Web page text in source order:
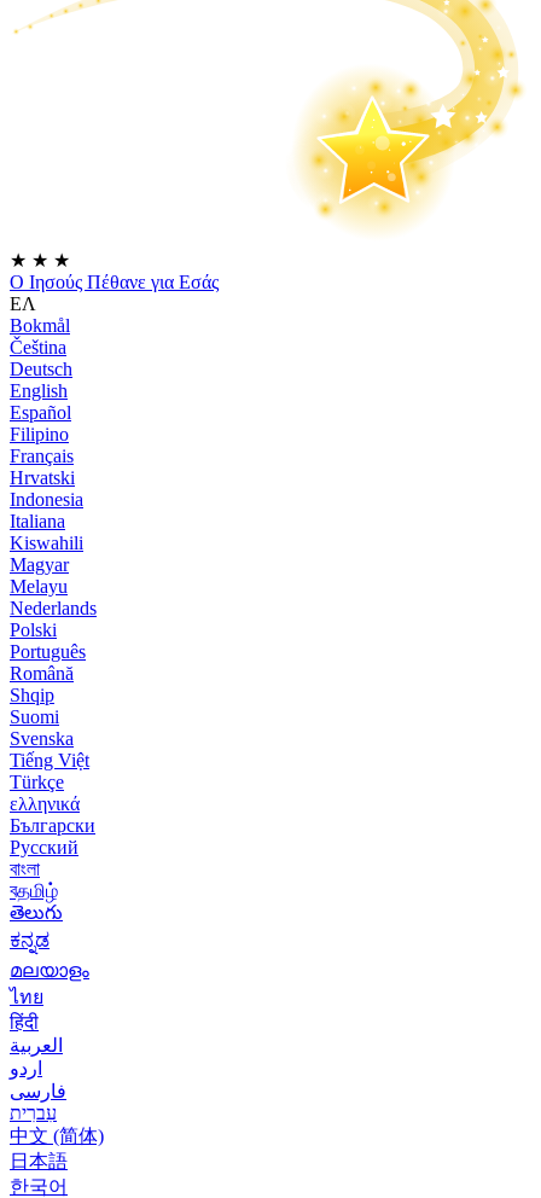
★ ★ ★
Ο Ιησούς Πέθανε για Εσάς
ΕΛ
Bokmål
Čeština
Deutsch
English
Español
Filipino
Français
Hrvatski
Indonesia
Italiana
Kiswahili
Magyar
Melayu
Nederlands
Polski
Português
Română
Shqip
Suomi
Svenska
Tiếng Việt
Türkçe
ελληνικά
Български
Русский
বাংলা
বதமிழ்
తెలుగు
ಕನ್ನಡ
മലയാളം
ไทย
हिंदी
العربية
اردو
فارسی
עִברִית
中文 (简体)
日本語
한국어